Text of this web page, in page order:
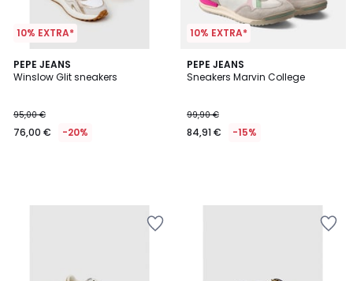
10% EXTRA*
PEPE JEANS
Winslow Glit sneakers
95,00 €
76,00 € -20%
10% EXTRA*
PEPE JEANS
Sneakers Marvin College
99,90 €
84,91 € -15%